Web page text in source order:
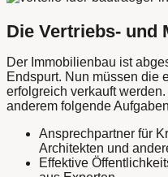
Die Vertriebs- und
Der Immobilienbau ist
Endspurt. Nun müssen die
erfolgreich verkauft
anderem folgende
Ansprechpartner für
Architekten und
Effektive